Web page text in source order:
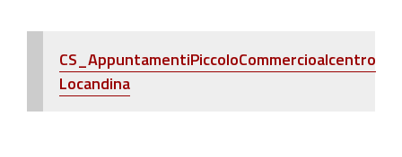
CS_AppuntamentiPiccoloCommercioalcentro
Locandina